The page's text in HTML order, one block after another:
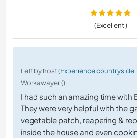
(Excellent )
Left by host (Experience countryside
Workawayer ()
I had such an amazing time with
They were very helpful with the
vegetable patch, reapering &
inside the house and even